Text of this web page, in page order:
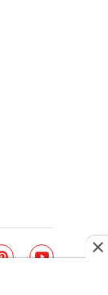
pinterestyoutube